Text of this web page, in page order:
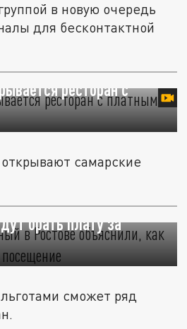
в новую очередь
для бесконтактной
ресторан с
самарские
в Ростове
брать плату за
сможет ряд